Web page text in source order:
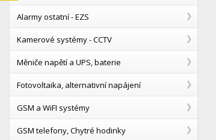
Alarmy ostatní - EZS
Kamerové systémy - CCTV
Měniče napětí a UPS, baterie
Fotovoltaika, alternativní napájení
GSM a WiFI systémy
GSM telefony, Chytré hodinky